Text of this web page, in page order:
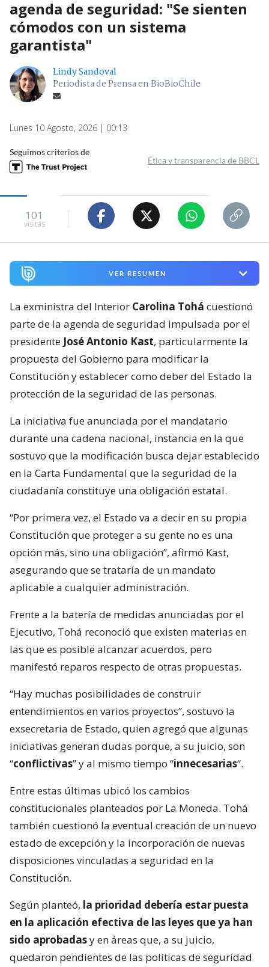
agenda de seguridad: "Se sienten
cómodos con un sistema
garantista"
Lindy Sandoval
Periodista de Prensa en BioBioChile
Lunes 10 Agosto, 2026 | 00:13
Seguimos criterios de
Ética y transparencia de BBCL
101
visitas
VER RESUMEN
La exministra del Interior Carolina Tohá cuestionó
parte de la agenda de seguridad impulsada por el
presidente José Antonio Kast, particularmente la
propuesta del Gobierno para modificar la
Constitución y establecer como deber del Estado la
protección de la seguridad de las personas.
La iniciativa fue anunciada por el mandatario
durante una cadena nacional, instancia en la que
sostuvo que la modificación busca dejar establecido
en la Carta Fundamental que la seguridad de la
ciudadanía constituye una obligación estatal.
“Por primera vez, el Estado va a decir en su propia
Constitución que proteger a su gente no es una
opción más, sino una obligación”, afirmó Kast,
asegurando que se trataría de un mandato
aplicable a cualquier administración.
Frente a la batería de medidas anunciadas por el
Ejecutivo, Tohá reconoció que existen materias en
las que es posible alcanzar acuerdos, pero
manifestó reparos respecto de otras propuestas.
“Hay muchas posibilidades de construir
entendimientos en varios proyectos”, sostuvo la
exsecretaria de Estado, quien agregó que algunas
iniciativas generan dudas porque, a su juicio, son
“conflictivas” y al mismo tiempo “innecesarias“.
Entre estas últimas ubicó los cambios
constitucionales planteados por La Moneda. Tohá
también cuestionó la eventual creación de un nuevo
estado de excepción y la incorporación de nuevas
disposiciones vinculadas a seguridad en la
Constitución.
Según planteó, la prioridad debería estar puesta
en la aplicación efectiva de las leyes que ya han
sido aprobadasy en áreas que, a su juicio,
quedaron pendientes de las políticas de seguridad